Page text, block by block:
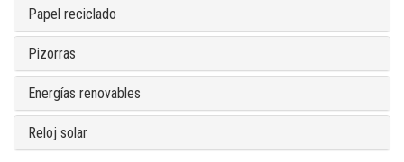
Papel reciclado
Pizorras
Energías renovables
Reloj solar